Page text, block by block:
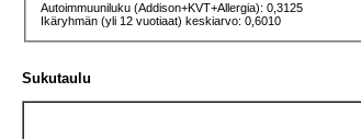
Autoimmuuniluku (Addison+KVT+Allergia): 0,3125
Ikäryhmän (yli 12 vuotiaat) keskiarvo: 0,6010
Sukutaulu